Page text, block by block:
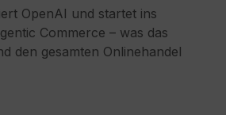
OpenAI und startet ins
Commerce – was das
den gesamten Onlinehandel